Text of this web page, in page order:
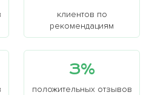
клиентов по
рекомендациям
3%
положительных отзывов